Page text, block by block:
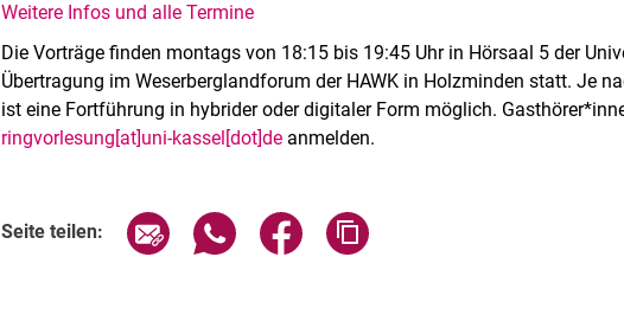
Weitere Infos und alle Termine
Die Vorträge finden montags von 18:15 bis 19:45 Uhr in Hörsaal 5 der
Übertragung im Weserberglandforum der HAWK in Holzminden statt. Je
ist eine Fortführung in hybrider oder digitaler Form möglich.
ringvorlesung[at]uni-kassel[dot]de anmelden.
Seite teilen: Seite über E-Mail teilen
Seite über WhatsApp teilen (externer Link,
Seite über Facebook teilen (externer